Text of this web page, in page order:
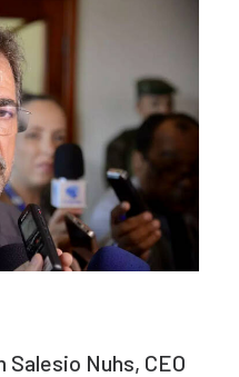
Nuhs, CEO